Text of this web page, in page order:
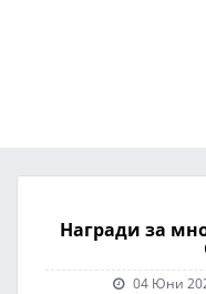
Награди за
04 Юни